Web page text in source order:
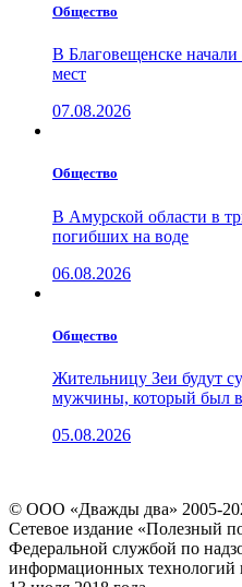
Общество
В Благовещенске
мест
07.08.2026
Общество
В Амурской области в
погибших на воде
06.08.2026
Общество
Жительницу Зеи будут
мужчины, который был
05.08.2026
© ООО «Дважды два» 2005-
Сетевое издание «Полезный
Федеральной службой по
информационных